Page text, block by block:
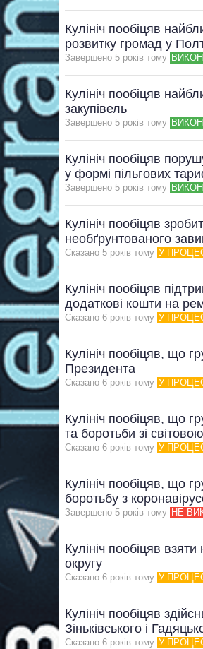
Кулініч пообіцяв
розвитку громад у
Завершено 5 рокiв тому
Кулініч пообіцяв
закупівель
Завершено 5 рокiв тому
Кулініч пообіцяв
у формі пільгових
Завершено 5 рокiв тому
Кулініч пообіцяв
необґрунтованого
Сказано 5 рокiв тому У
Кулініч пообіцяв
додаткові кошти на
Сказано 6 рокiв тому У
Кулініч пообіцяв, що
Президента
Сказано 6 рокiв тому У
Кулініч пообіцяв, що
та боротьби зі
Сказано 6 рокiв тому У
Кулініч пообіцяв, що
боротьбу з
Завершено 5 рокiв тому НЕ
Кулініч пообіцяв
округу
Сказано 6 рокiв тому У
Кулініч пообіцяв
Зіньківського і
Сказано 6 рокiв тому У